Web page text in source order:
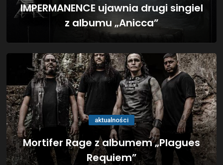
IMPERMANENCE ujawnia drugi singiel
z albumu „Anicca”
aktualności
Mortifer Rage z albumem „Plagues
Requiem”